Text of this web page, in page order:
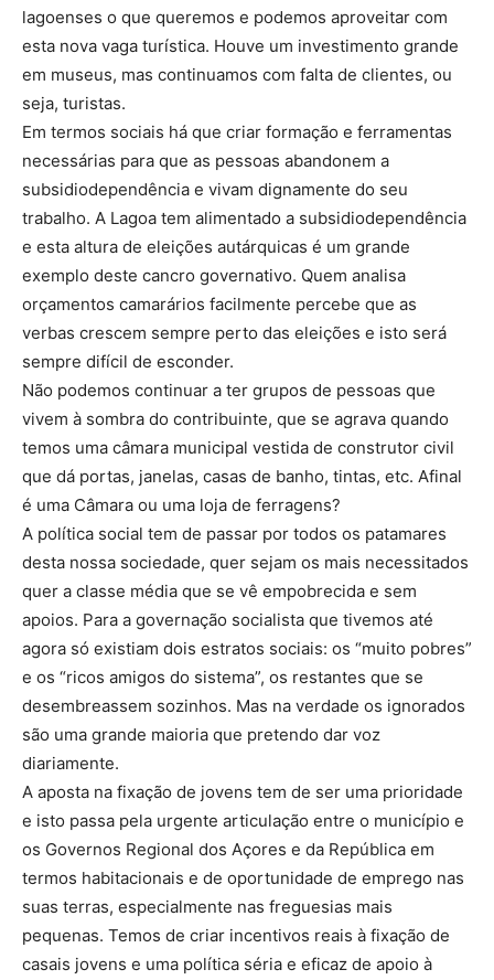
lagoenses o que queremos e podemos aproveitar com
esta nova vaga turística. Houve um investimento grande
em museus, mas continuamos com falta de clientes, ou
seja, turistas.
Em termos sociais há que criar formação e ferramentas
necessárias para que as pessoas abandonem a
subsidiodependência e vivam dignamente do seu
trabalho. A Lagoa tem alimentado a subsidiodependência
e esta altura de eleições autárquicas é um grande
exemplo deste cancro governativo. Quem analisa
orçamentos camarários facilmente percebe que as
verbas crescem sempre perto das eleições e isto será
sempre difícil de esconder.
Não podemos continuar a ter grupos de pessoas que
vivem à sombra do contribuinte, que se agrava quando
temos uma câmara municipal vestida de construtor civil
que dá portas, janelas, casas de banho, tintas, etc. Afinal
é uma Câmara ou uma loja de ferragens?
A política social tem de passar por todos os patamares
desta nossa sociedade, quer sejam os mais necessitados
quer a classe média que se vê empobrecida e sem
apoios. Para a governação socialista que tivemos até
agora só existiam dois estratos sociais: os “muito pobres”
e os “ricos amigos do sistema”, os restantes que se
desembreassem sozinhos. Mas na verdade os ignorados
são uma grande maioria que pretendo dar voz
diariamente.
A aposta na fixação de jovens tem de ser uma prioridade
e isto passa pela urgente articulação entre o município e
os Governos Regional dos Açores e da República em
termos habitacionais e de oportunidade de emprego nas
suas terras, especialmente nas freguesias mais
pequenas. Temos de criar incentivos reais à fixação de
casais jovens e uma política séria e eficaz de apoio à